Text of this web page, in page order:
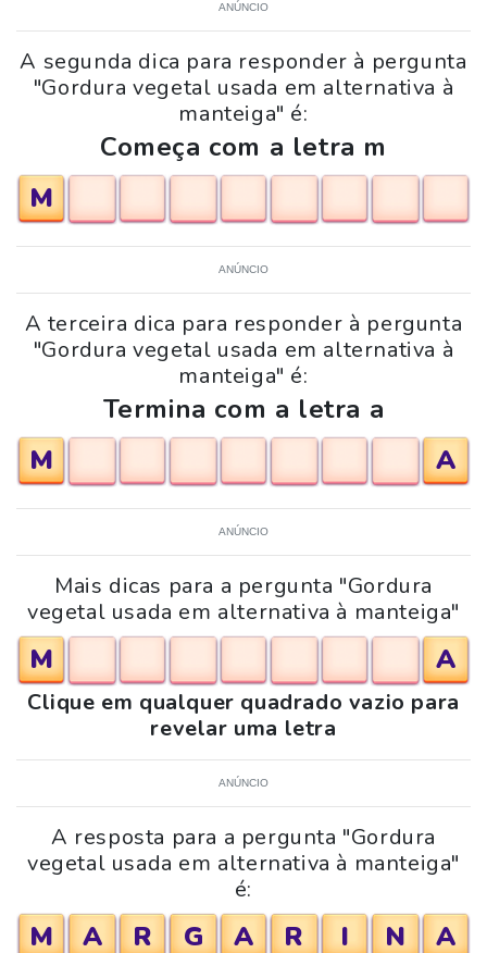
ANÚNCIO
A segunda dica para responder à pergunta
"Gordura vegetal usada em alternativa à
manteiga" é:
Começa com a letra m
M
ANÚNCIO
A terceira dica para responder à pergunta
"Gordura vegetal usada em alternativa à
manteiga" é:
Termina com a letra a
M
A
ANÚNCIO
Mais dicas para a pergunta "Gordura
vegetal usada em alternativa à manteiga"
M A
Clique em qualquer quadrado vazio para
revelar uma letra
ANÚNCIO
A resposta para a pergunta "Gordura
vegetal usada em alternativa à manteiga"
é:
M A R G A R I N A